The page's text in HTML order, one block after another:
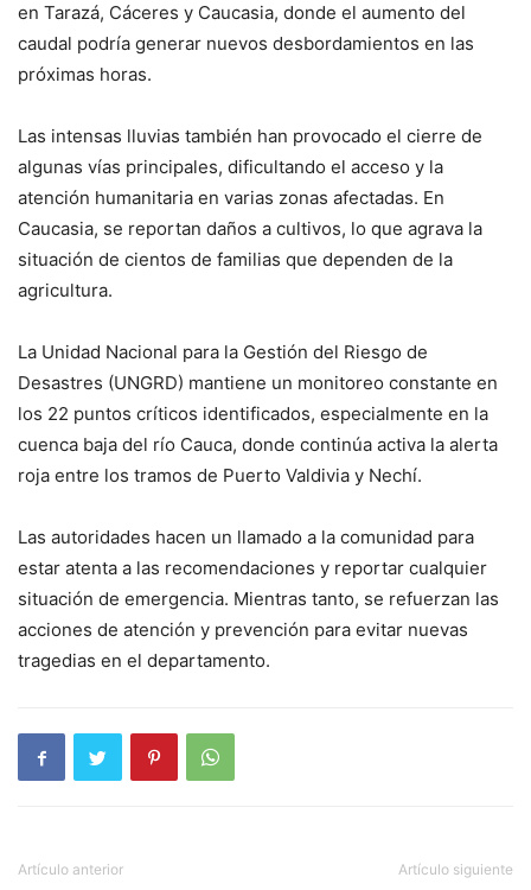
en Tarazá, Cáceres y Caucasia, donde el aumento del
caudal podría generar nuevos desbordamientos en las
próximas horas.
Las intensas lluvias también han provocado el cierre de
algunas vías principales, dificultando el acceso y la
atención humanitaria en varias zonas afectadas. En
Caucasia, se reportan daños a cultivos, lo que agrava la
situación de cientos de familias que dependen de la
agricultura.
La Unidad Nacional para la Gestión del Riesgo de
Desastres (UNGRD) mantiene un monitoreo constante en
los 22 puntos críticos identificados, especialmente en la
cuenca baja del río Cauca, donde continúa activa la alerta
roja entre los tramos de Puerto Valdivia y Nechí.
Las autoridades hacen un llamado a la comunidad para
estar atenta a las recomendaciones y reportar cualquier
situación de emergencia. Mientras tanto, se refuerzan las
acciones de atención y prevención para evitar nuevas
tragedias en el departamento.
Artículo anterior Artículo siguiente